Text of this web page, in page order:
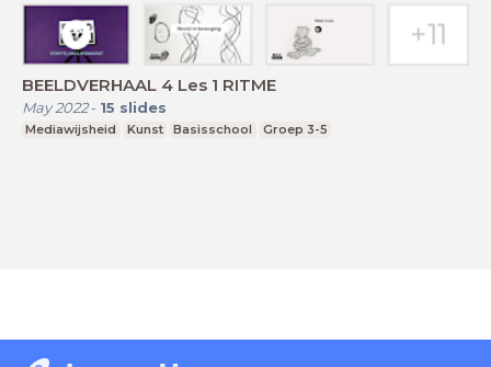
BEELDVERHAAL 4 Les 1 RITME
May 2022- 15 slides
Mediawijsheid Kunst Basisschool Groep 3-5